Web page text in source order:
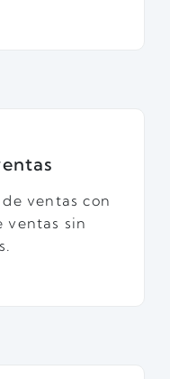
ventas con
ventas sin